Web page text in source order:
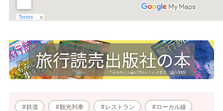
鉄道 観光列車 レストラン ローカル線